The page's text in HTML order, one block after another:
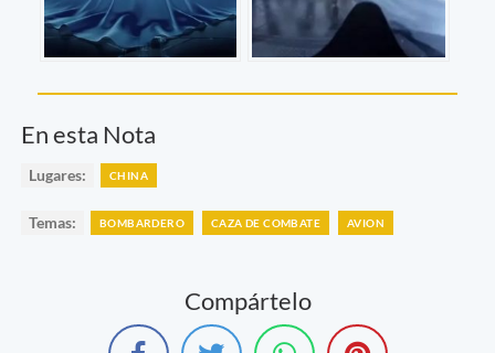
En esta Nota
Lugares: CHINA
Temas: BOMBARDERO CAZA DE COMBATE AVION
Compártelo